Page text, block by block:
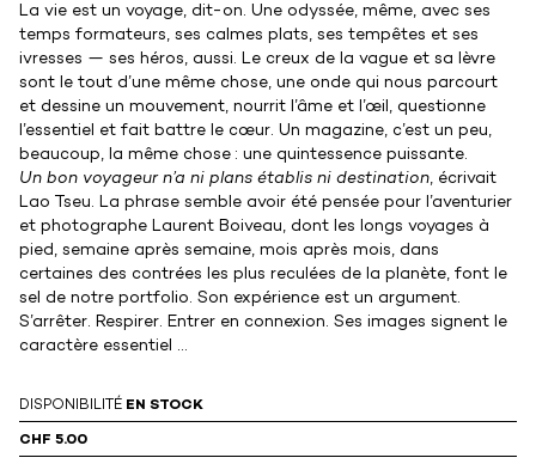
La vie est un voyage, dit-on. Une odyssée, même, avec ses
temps formateurs, ses calmes plats, ses tempêtes et ses
ivresses — ses héros, aussi. Le creux de la vague et sa lèvre
sont le tout d’une même chose, une onde qui nous parcourt
et dessine un mouvement, nourrit l’âme et l’œil, questionne
l’essentiel et fait battre le cœur. Un magazine, c’est un peu,
beaucoup, la même chose : une quintessence puissante.
Un bon voyageur n’a ni plans établis ni destination, écrivait
Lao Tseu. La phrase semble avoir été pensée pour l’aventurier
et photographe Laurent Boiveau, dont les longs voyages à
pied, semaine après semaine, mois après mois, dans
certaines des contrées les plus reculées de la planète, font le
sel de notre portfolio. Son expérience est un argument.
S’arrêter. Respirer. Entrer en connexion. Ses images signent le
caractère essentiel ...
DISPONIBILITÉ EN STOCK
CHF 5.00